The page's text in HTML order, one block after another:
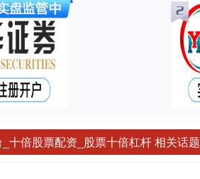
十倍股票配资_股票十倍杠杆 相关话题